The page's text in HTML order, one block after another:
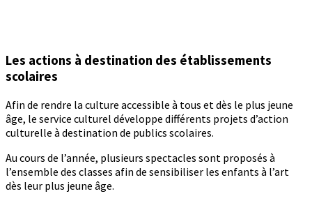
Les actions à destination des établissements
scolaires
Afin de rendre la culture accessible à tous et dès le plus jeune
âge, le service culturel développe différents projets d’action
culturelle à destination de publics scolaires.
Au cours de l’année, plusieurs spectacles sont proposés à
l’ensemble des classes afin de sensibiliser les enfants à l’art
dès leur plus jeune âge.